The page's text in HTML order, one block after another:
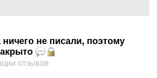
ничего не писали, поэтому
отзывов